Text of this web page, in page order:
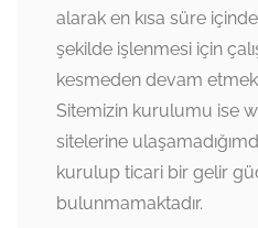
alarak en kısa süre
şekilde işlenmesi için
kesmeden devam
Sitemizin kurulumu ise
sitelerine
kurulup ticari bir gelir
bulunmamaktadır.